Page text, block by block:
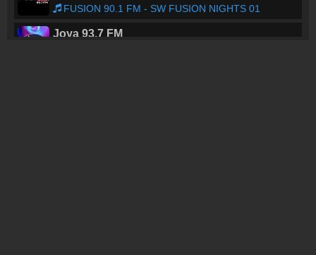
FUSION 90.1 FM - SW FUSION NIGHTS 01
Joya 93.7 FM